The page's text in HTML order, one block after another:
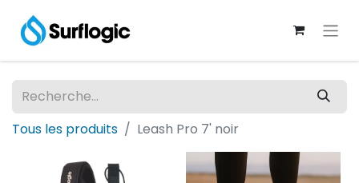
Tous les produits Leash Pro 7' noir